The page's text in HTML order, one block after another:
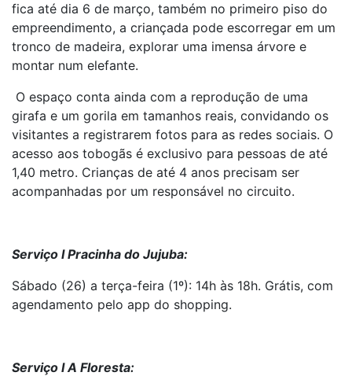
fica até dia 6 de março, também no primeiro piso do
empreendimento, a criançada pode escorregar em um
tronco de madeira, explorar uma imensa árvore e
montar num elefante.
O espaço conta ainda com a reprodução de uma
girafa e um gorila em tamanhos reais, convidando os
visitantes a registrarem fotos para as redes sociais. O
acesso aos tobogãs é exclusivo para pessoas de até
1,40 metro. Crianças de até 4 anos precisam ser
acompanhadas por um responsável no circuito.
Serviço I Pracinha do Jujuba:
Sábado (26) a terça-feira (1º): 14h às 18h. Grátis, com
agendamento pelo app do shopping.
Serviço I A Floresta: